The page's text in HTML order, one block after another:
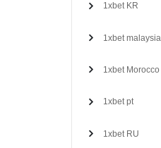
1xbet KR
1xbet malaysia
1xbet Morocco
1xbet pt
1xbet RU